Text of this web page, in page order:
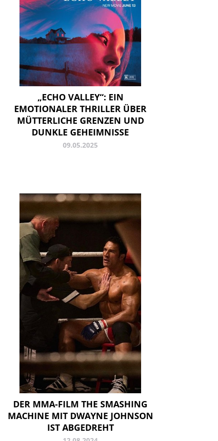
„ECHO VALLEY“: EIN
EMOTIONALER THRILLER ÜBER
MÜTTERLICHE GRENZEN UND
DUNKLE GEHEIMNISSE
09.05.2025
DER MMA-FILM THE SMASHING
MACHINE MIT DWAYNE JOHNSON
IST ABGEDREHT